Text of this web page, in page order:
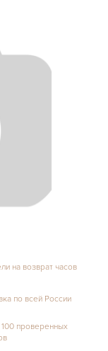
на возврат часов
по всей России
проверенных